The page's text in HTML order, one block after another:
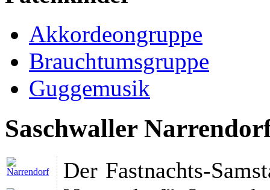
Akkordeongruppe
Brauchtumsgruppe
Guggemusik
Saschwaller
Der Fastnachts-